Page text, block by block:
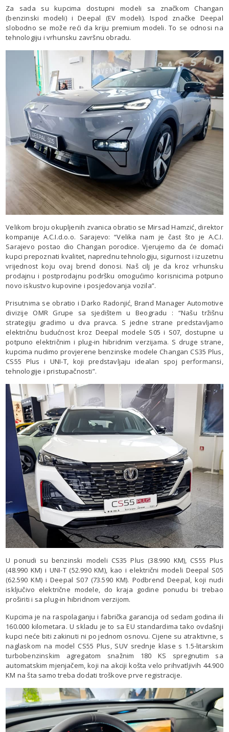
Za sada su kupcima dostupni modeli sa značkom Changan
(benzinski modeli) i Deepal (EV modeli). Ispod značke Deepal
slobodno se može reći da kriju premium modeli. To se odnosi na
tehnologiju i vrhunsku završnu obradu.
Velikom broju okupljenih zvanica obratio se Mirsad Hamzić, direktor
kompanije A.C.I.d.o.o. Sarajevo: “Velika nam je čast što je A.C.I.
Sarajevo postao dio Changan porodice. Vjerujemo da će domaći
kupci prepoznati kvalitet, naprednu tehnologiju, sigurnost i izuzetnu
vrijednost koju ovaj brend donosi. Naš cilj je da kroz vrhunsku
prodajnu i postprodajnu podršku omogućimo korisnicima potpuno
novo iskustvo kupovine i posjedovanja vozila”.
Prisutnima se obratio i Darko Radonjić, Brand Manager Automotive
divizije OMR Grupe sa sjedištem u Beogradu : “Našu tržišnu
strategiju gradimo u dva pravca. S jedne strane predstavljamo
električnu budućnost kroz Deepal modele S05 i S07, dostupne u
potpuno električnim i plug-in hibridnim verzijama. S druge strane,
kupcima nudimo provjerene benzinske modele Changan CS35 Plus,
CS55 Plus i UNI-T, koji predstavljaju idealan spoj performansi,
tehnologije i pristupačnosti”.
U ponudi su benzinski modeli CS35 Plus (38.990 KM), CS55 Plus
(48.990 KM) i UNI-T (52.990 KM), kao i električni modeli Deepal S05
(62.590 KM) i Deepal S07 (73.590 KM). Podbrend Deepal, koji nudi
isključivo električne modele, do kraja godine ponudu bi trebao
proširiti i sa plug-in hibridnom verzijom.
Kupcima je na raspolaganju i fabrička garancija od sedam godina ili
160.000 kilometara. U skladu je to sa EU standardima tako ovdašnji
kupci neće biti zakinuti ni po jednom osnovu. Cijene su atraktivne, s
naglaskom na model CS55 Plus, SUV srednje klase s 1.5-litarskim
turbobenzinskim agregatom snažnim 180 KS spregnutim sa
automatskim mjenjačem, koji na akciji košta velo prihvatljivih 44.900
KM na šta samo treba dodati troškove prve registracije.